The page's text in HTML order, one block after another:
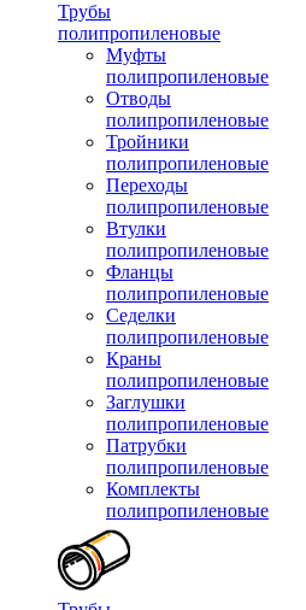
Трубы
полипропиленовые
Муфты
полипропиленовые
Отводы
полипропиленовые
Тройники
полипропиленовые
Переходы
полипропиленовые
Втулки
полипропиленовые
Фланцы
полипропиленовые
Седелки
полипропиленовые
Краны
полипропиленовые
Заглушки
полипропиленовые
Патрубки
полипропиленовые
Комплекты
полипропиленовые